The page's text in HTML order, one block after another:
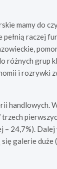
mamy do
pełnią raczej
różnych grup
i rozrywki
handlowych.
– 24,7%).
galerie duże